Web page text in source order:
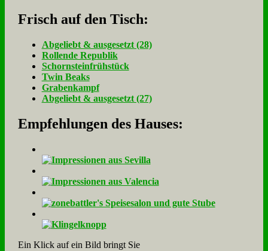
Frisch auf den Tisch:
Ab­ge­liebt & aus­ge­setzt (28)
Rol­len­de Re­pu­blik
Schorn­stein­früh­stück
Twin Beaks
Gra­ben­kampf
Ab­ge­liebt & aus­ge­setzt (27)
Empfehlungen des Hauses:
Ein Klick auf ein Bild bringt Sie